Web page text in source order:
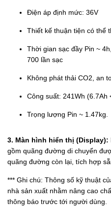
Điện áp định mức: 36V
Thiết kế thuận tiện có thể
Thời gian sạc đầy Pin ~
700 lần sạc
Không phát thải CO2, an
Công suất: 241Wh (6.7Ah
Trọng lượng Pin ~ 1.47kg.
3. Màn hình hiển thị (Display):
gồm quãng đường di chuyển
quãng đường còn lại, tích hợp
*** Ghi chú: Thông số kỹ thuật
nhà sản xuất nhằm nâng cao
thông báo trước tới người dùng.